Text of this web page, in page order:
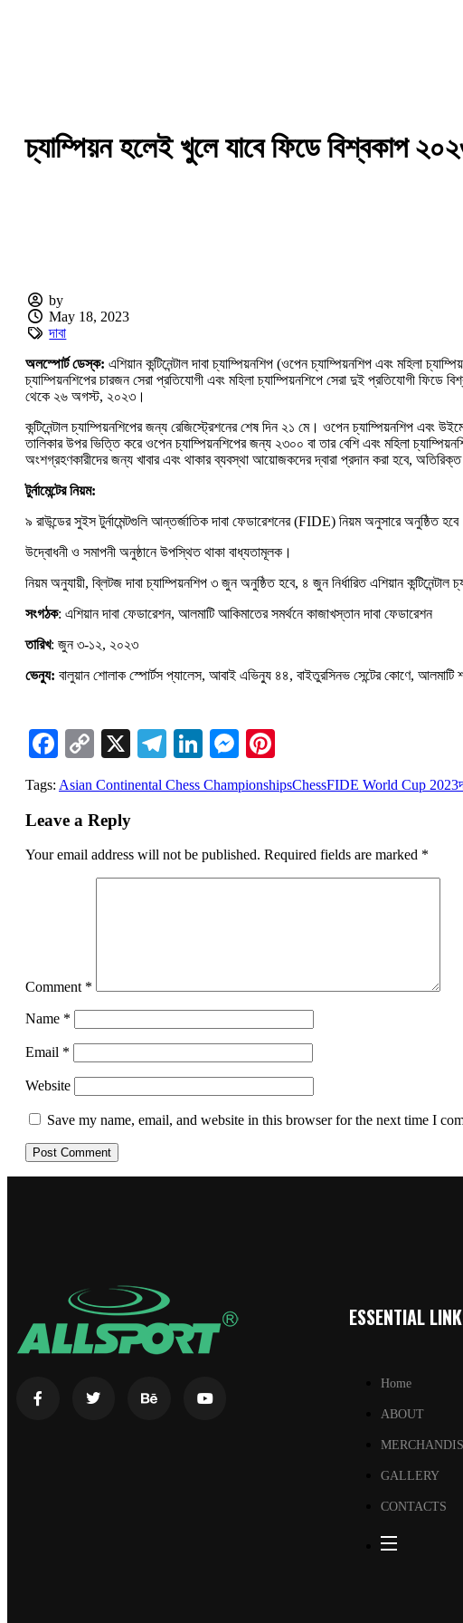
চ্যাম্পিয়ন হলেই খুলে যাবে ফিডে বিশ্বকাপ
by
May 18, 2023
দাবা
অলস্পোর্ট ডেস্ক: এশিয়ান কন্টিনেন্টাল দাবা চ্যাম্পিয়নশিপ (ওপেন চ্যাম্পিয়নশিপ এবং
চ্যাম্পিয়নশিপের চারজন সেরা প্রতিযোগী এবং মহিলা চ্যাম্পিয়নশিপে সেরা দুই প্রতিযোগী
থেকে ২৬ অগস্ট, ২০২৩।
কন্টিনেন্টাল চ্যাম্পিয়নশিপের জন্য রেজিস্ট্রেশনের শেষ দিন ২১ মে। ওপেন চ্যাম্পিয়নশিপ
তালিকার উপর ভিত্তি করে ওপেন চ্যাম্পিয়নশিপের জন্য ২৩০০ বা তার বেশি এবং মহিলা
অংশগ্রহণকারীদের জন্য খাবার এবং থাকার ব্যবস্থা আয়োজকদের দ্বারা প্রদান করা হবে,
টুর্নামেন্টের নিয়ম:
৯ রাউন্ডের সুইস টুর্নামেন্টগুলি আন্তর্জাতিক দাবা ফেডারেশনের (FIDE) নিয়ম অনুসারে অনুষ্ঠিত
উদ্বোধনী ও সমাপনী অনুষ্ঠানে উপস্থিত থাকা বাধ্যতামূলক।
নিয়ম অনুযায়ী, ব্লিটজ দাবা চ্যাম্পিয়নশিপ ৩ জুন অনুষ্ঠিত হবে, ৪ জুন নির্ধারিত এশিয়ান
সংগঠক: এশিয়ান দাবা ফেডারেশন, আলমাটি আকিমাতের সমর্থনে কাজাখস্তান দাবা ফেডারেশন
তারিখ: জুন ৩-১২, ২০২৩
ভেন্যু: বালুয়ান শোলাক স্পোর্টস প্যালেস, আবাই এভিন্যু ৪৪, বাইতুরসিনভ সেন্টের কোণে, আলমাটি
Facebook
Copy
Link
X Telegram
LinkedIn
Messenger
Tags: Asian Continental Chess ChampionshipsChessFIDE World Cup 2023
Leave a Reply
Your email address will not be published. Required fields are marked *
Comment *
Name *
Email *
Website
Save my name, email, and website in this browser for the next time I
ESSENTIAL
Home
ABOUT
GALLERY
CONTACTS